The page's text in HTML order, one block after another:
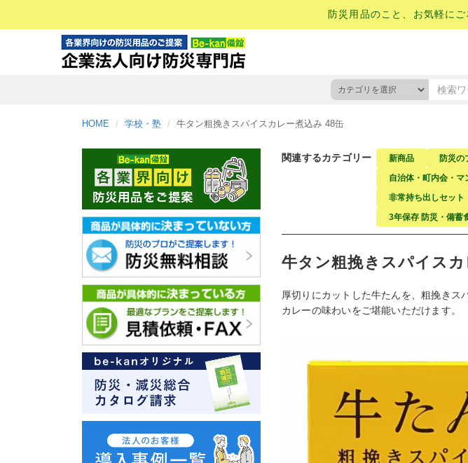
防災用品のこと、お気軽にご
HOME 学校・塾 牛タン粗挽きスパイスカレー煮込み 48缶
関連するカテゴリー 新商品 防災の
自治体・町内会・マ
非常持ち出しセット
3年保存 防災・備蓄
牛タン粗挽きスパイス
厚切りにカットした牛たんを、粗挽きス
カレーの味わいをご堪能いただけます。